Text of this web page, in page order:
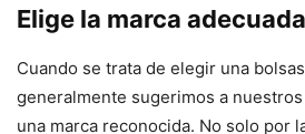
Elige la marca adecuada
Cuando se trata de elegir una
generalmente sugerimos a
una marca reconocida. No solo por